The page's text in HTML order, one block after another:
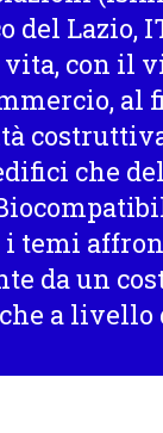
del Lazio,
con il
al
che
temi
da un
a